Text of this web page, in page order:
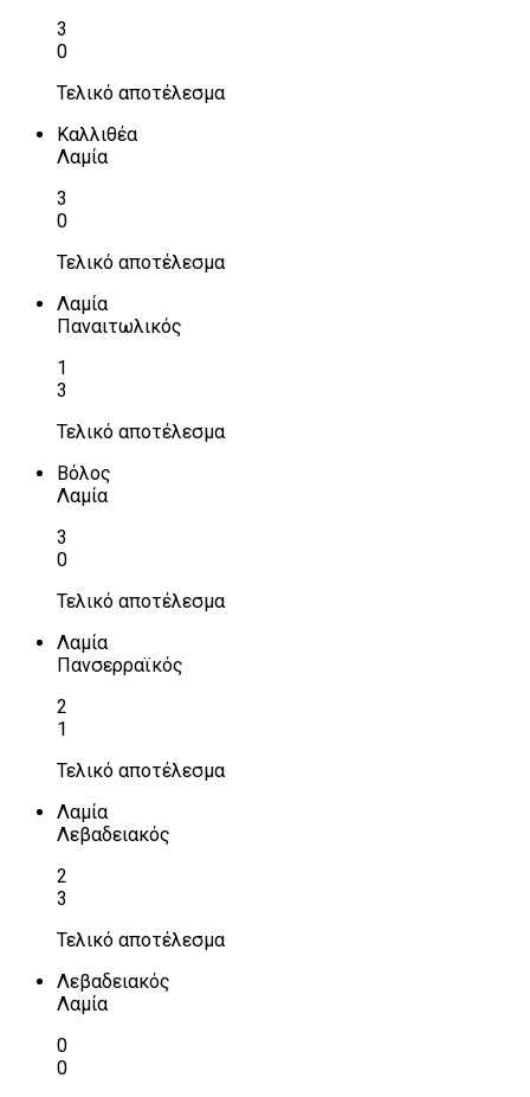
3
0
Τελικό αποτέλεσμα
Καλλιθέα
Λαμία
3
0
Τελικό αποτέλεσμα
Λαμία
Παναιτωλικός
1
3
Τελικό αποτέλεσμα
Βόλος
Λαμία
3
0
Τελικό αποτέλεσμα
Λαμία
Πανσερραϊκός
2
1
Τελικό αποτέλεσμα
Λαμία
Λεβαδειακός
2
3
Τελικό αποτέλεσμα
Λεβαδειακός
Λαμία
0
0